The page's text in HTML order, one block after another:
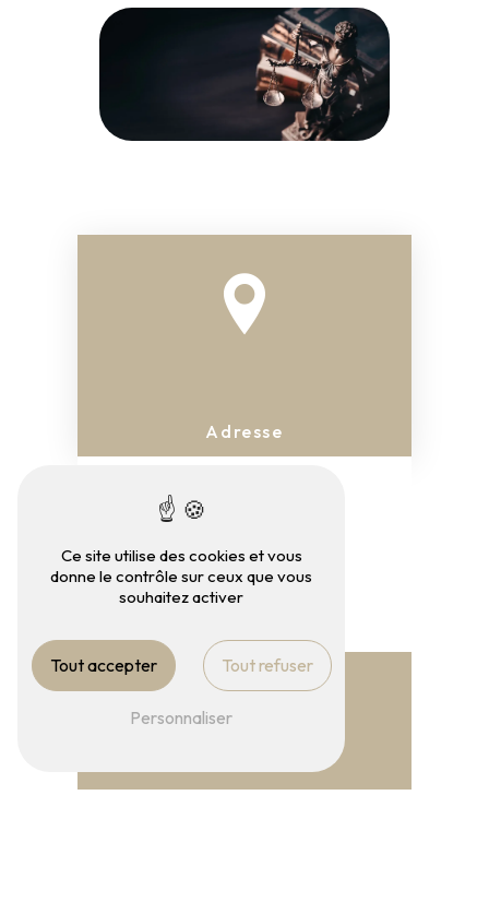
Adresse
50 B Bd du 14 Juillet
03 25 49 44 42
Ce site utilise des cookies et vous
donne le contrôle sur ceux que vous
souhaitez activer
Tout accepter Tout refuser
Personnaliser